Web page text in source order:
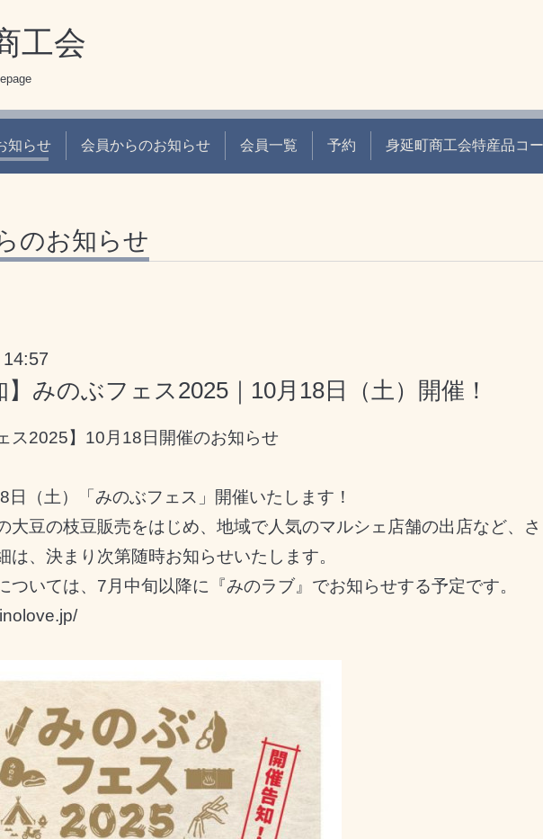
工会
知らせ 会員からのお知らせ 会員一覧 予約 身延町商工会特産品コ
のお知らせ
】みのぶフェス2025｜10月18日（土）開催！
ス2025】10月18日開催のお知らせ
日（土）「みのぶフェス」開催いたします！
大豆の枝豆販売をはじめ、地域で人気のマルシェ店舗の出店など、
は、決まり次第随時お知らせいたします。
いては、7月中旬以降に『みのラブ』でお知らせする予定です。